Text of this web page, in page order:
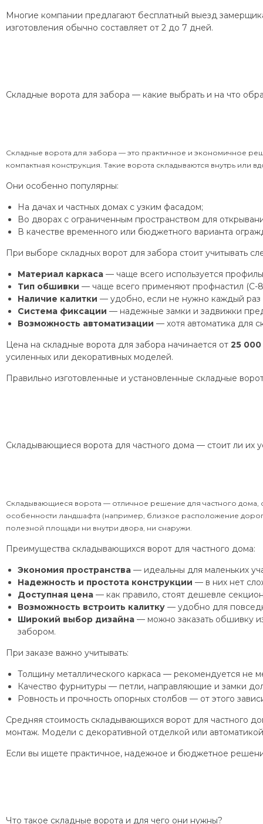
Многие компании предлагают бесплатный выезд
изготовления обычно составляет от 2 до 7 дней.
Складные ворота для забора — какие выбрать и на что
Складные ворота для забора — это практичное и экономичное
компактная конструкция. Такие ворота складываются внутрь или
Они особенно популярны:
На дачах и частных домах с узким фасадом;
Во дворах с ограниченным пространством для
В качестве временного или бюджетного варианта
При выборе складных ворот для забора стоит учитывать
Материал каркаса — чаще всего используется
Тип обшивки — чаще всего применяют профнастил (С-
Наличие калитки — удобно, если не нужно каждый раз
Система фиксации — надежные замки и задвижки
Возможность автоматизации — хотя автоматика для
Цена на складные ворота для забора начинается от 25
усиленных или декоративных моделей.
Правильно изготовленные и установленные складные
Складывающиеся ворота для частного дома — стоит ли их
Складывающиеся ворота — отличное решение для частного дома,
особенности ландшафта (например, близкое расположение
полезной площади ни внутри двора, ни снаружи.
Преимущества складывающихся ворот для частного дома:
Экономия пространства — идеальны для маленьких
Надежность и простота конструкции — в них нет
Доступная цена — как правило, стоят дешевле
Возможность встроить калитку — удобно для
Широкий выбор дизайна — можно заказать обшивку
забором.
При заказе важно учитывать:
Толщину металлического каркаса — рекомендуется не
Качество фурнитуры — петли, направляющие и замки
Ровность и прочность опорных столбов — от этого
Средняя стоимость складывающихся ворот для частного
монтаж. Модели с декоративной отделкой или
Если вы ищете практичное, надежное и бюджетное
Что такое складные ворота и для чего они нужны?